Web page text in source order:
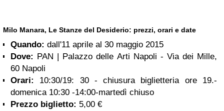
Milo Manara, Le Stanze del Desiderio: prezzi, orari e date
Quando: dall'11 aprile al 30 maggio 2015
Dove:
PAN | Palazzo delle Arti Napoli - Via dei Mille,
60 Napoli
Orari:
10:30/19: 30 - chiusura biglietteria ore 19.-
domenica 10:30 -14:00-martedì chiuso
Prezzo biglietto: 5,00 €